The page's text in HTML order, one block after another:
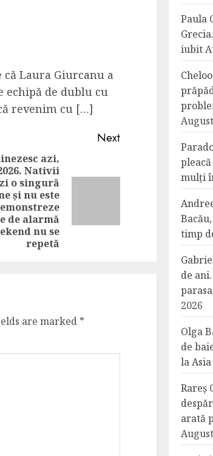
că Laura Giurcanu a
echipă de dublu cu
revenim cu […]
Next
azi,
Nativii
o singură
și nu este
de alarmă
nu se
repetă
are marked *
Paula
iubit
mulți
timp
de
2026
Olga
de
la
Rareș
arată